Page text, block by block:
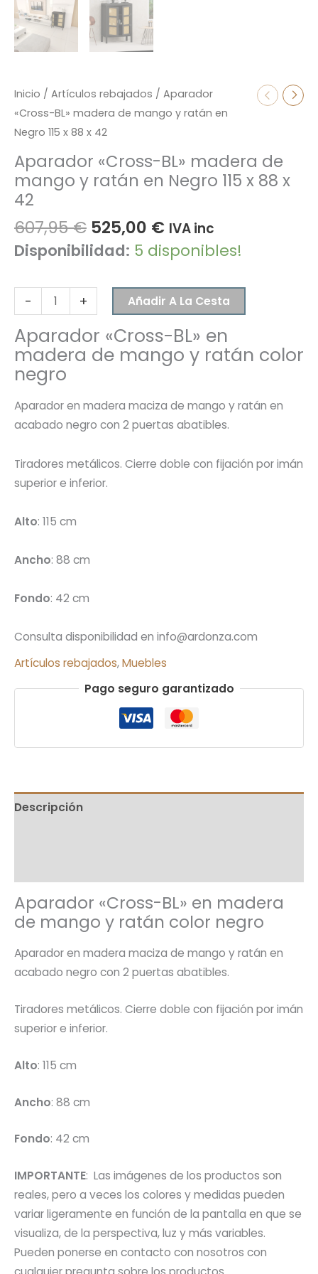
Inicio / Artículos rebajados / Aparador
«Cross-BL» madera de mango y ratán en
Negro 115 x 88 x 42
Aparador «Cross-BL» madera de
mango y ratán en Negro 115 x 88 x
42
607,95€ 525,00 € IVA inc
Disponibilidad: 5 disponibles!
- + Añadir A La Cesta
Aparador «Cross-BL» en
madera de mango y ratán color
negro
Aparador en madera maciza de mango y ratán en
acabado negro con 2 puertas abatibles.
Tiradores metálicos. Cierre doble con fijación por imán
superior e inferior.
Alto: 115 cm
Ancho: 88 cm
Fondo: 42 cm
Consulta disponibilidad en info@ardonza.com
Artículos rebajados,Muebles
Pago seguro garantizado
Descripción
Aparador «Cross-BL» en madera
de mango y ratán color negro
Aparador en madera maciza de mango y ratán en
acabado negro con 2 puertas abatibles.
Tiradores metálicos. Cierre doble con fijación por imán
superior e inferior.
Alto: 115 cm
Ancho: 88 cm
Fondo: 42 cm
IMPORTANTE: Las imágenes de los productos son
reales, pero a veces los colores y medidas pueden
variar ligeramente en función de la pantalla en que se
visualiza, de la perspectiva, luz y más variables.
Pueden ponerse en contacto con nosotros con